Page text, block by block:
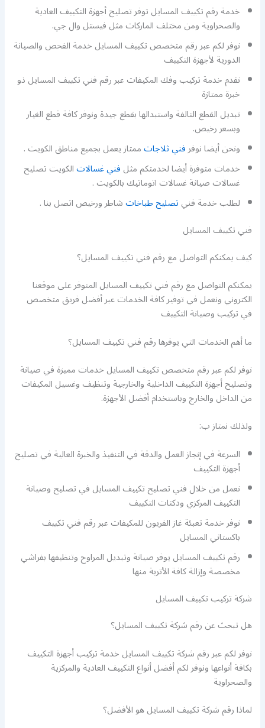
خدمة رقم تكييف المسايل توفر تصليح أجهزة التكييف العادية
والصحراوية ومن مختلف الماركات مثل فيستل وال جي.
نوفر لكم عبر رقم متخصص تكييف المسايل خدمة الفحص والصيانة
الدورية لأجهزة التكييف
نقدم خدمة تركيب وفك المكيفات عبر رقم فني تكييف المسايل ذو
خبرة ممتازة
تبديل القطع التالفة واستبدالها بقطع جيدة ونوفر كافة قطع الغيار
وبسعر رخيص.
ونحن أيضا نوفرفني ثلاجاتممتاز يعمل بجميع مناطق الكويت .
خدمات متوفرة أيضا لخدمتكم مثلفني غسالاتالكويت تصليح
غسالات صيانة غسالات اتوماتيك بالكويت .
لطلب خدمة فنيتصليح طباخاتشاطر ورخيص اتصل بنا .
فني تكييف المسايل
كيف يمكنكم التواصل مع رقم فني تكييف المسايل؟
يمكنكم التواصل مع رقم فني تكييف المسايل المتوفر على موقعنا
الكتروني ونعمل في توفير كافة الخدمات عبر أفضل فريق متخصص
في تركيب وصيانة التكييف
ما أهم الخدمات التي يوفرها رقم فني تكييف المسايل؟
نوفر لكم عبر رقم متخصص تكييف المسايل خدمات مميزة في صيانة
وتصليح أجهزة التكييف الداخلية والخارجية وتنظيف وغسيل المكيفات
من الداخل والخارج وباستخدام أفضل الأجهزة.
ولذلك نمتاز ب:
السرعة في إنجاز العمل والدقة في التنفيذ والخبرة العالية في تصليح
أجهزة التكييف
نعمل من خلال فني تصليح تكييف المسايل في تصليح وصيانة
التكييف المركزي ودكتات التكييف
نوفر خدمة تعبئة غاز الفريون للمكيفات عبر رقم فني تكييف
باكستاني المسايل
رقم تكييف المسايل يوفر صيانة وتبديل المراوح وتنظيفها بفراشي
مخصصة وإزالة كافة الأتربة منها
شركة تركيب تكييف المسايل
هل تبحث عن رقم شركة تكييف المسايل؟
نوفر لكم عبر رقم شركة تكييف المسايل خدمة تركيب أجهزة التكييف
بكافة أنواعها ونوفر لكم أفضل أنواع التكييف العادية والمركزية
والصحراوية
لماذا رقم شركة تكييف المسايل هو الأفضل؟